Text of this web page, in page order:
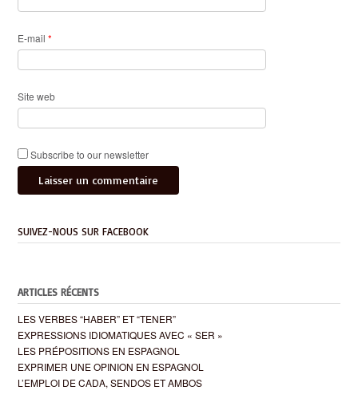
E-mail *
Site web
Subscribe to our newsletter
SUIVEZ-NOUS SUR FACEBOOK
ARTICLES RÉCENTS
LES VERBES “HABER” ET “TENER”
EXPRESSIONS IDIOMATIQUES AVEC « SER »
LES PRÉPOSITIONS EN ESPAGNOL
EXPRIMER UNE OPINION EN ESPAGNOL
L’EMPLOI DE CADA, SENDOS ET AMBOS